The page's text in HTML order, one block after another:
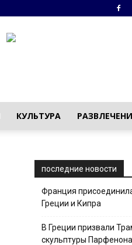
КУЛЬТУРА
последние новости
Франция
Греции и Кипра
В Греции призвали
скульптуры Парфенона